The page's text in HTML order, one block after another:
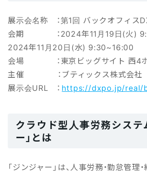
展示会名称 ：第1回 バックオフィス
会期 ：2024年11月19日(火)
2024年11月20日(水) 9:30~16:00
会場 ：東京ビッグサイト 西4
主催 ：ブティックス株式会社
展示会URL ： https://dxpo.jp/
クラウド型人事労務システ
ー」とは
「ジンジャー」は、人事労務・勤怠管理